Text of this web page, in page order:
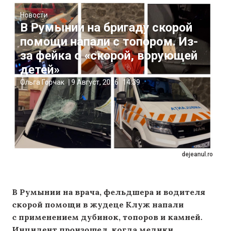
dejeanul.ro
Новости
В Румынии на бригаду скорой
помощи напали с топором. Из-
за фейка о «скорой, ворующей
детей»
Ольга Горчак 9 Август, 2026 14:39
В Румынии на врача, фельдшера и водителя
скорой помощи в жудеце Клуж напали
с применением дубинок, топоров и камней.